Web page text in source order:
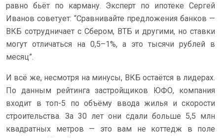
равно бьёт по карману. Эксперт по ипотеке Сергей
Иванов советует: “Сравнивайте предложения банков —
ВКБ сотрудничает с Сбером, ВТБ и другими, но ставки
могут отличаться на 0,5–1%, а это тысячи рублей в
месяц”.
И всё же, несмотря на минусы, ВКБ остаётся в лидерах.
По данным рейтинга застройщиков ЮФО, компания
входит в топ-5 по объёму ввода жилья и скорости
строительства. За 30 лет они сдали больше 5,5 млн
квадратных метров — это вам не коттедж в поле